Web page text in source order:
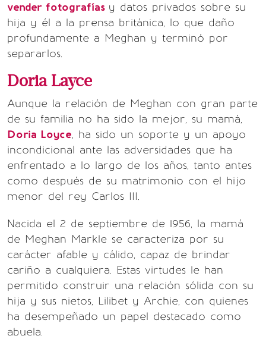
vender fotografías y datos privados sobre su
hija y él a la prensa británica, lo que daño
profundamente a Meghan y terminó por
separarlos.
Doria Layce
Aunque la relación de Meghan con gran parte
de su familia no ha sido la mejor, su mamá,
Doria Loyce, ha sido un soporte y un apoyo
incondicional ante las adversidades que ha
enfrentado a lo largo de los años, tanto antes
como después de su matrimonio con el hijo
menor del rey Carlos III.
Nacida el 2 de septiembre de 1956, la mamá
de Meghan Markle se caracteriza por su
carácter afable y cálido, capaz de brindar
cariño a cualquiera. Estas virtudes le han
permitido construir una relación sólida con su
hija y sus nietos, Lilibet y Archie, con quienes
ha desempeñado un papel destacado como
abuela.